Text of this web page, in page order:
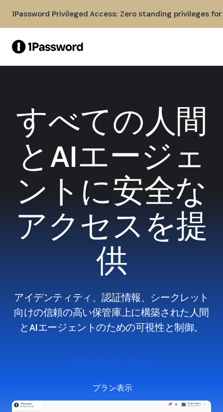
1Password Privileged Access: Zero standing privileges
すべての人間
とAIエージェ
ントに安全な
アクセスを提
供
アイデンティティ、認証情報、シークレット
向けの信頼の高い保管庫上に構築された人間
とAIエージェントのための可視性と制御。
営業担当に問い合わせ
プラン表示